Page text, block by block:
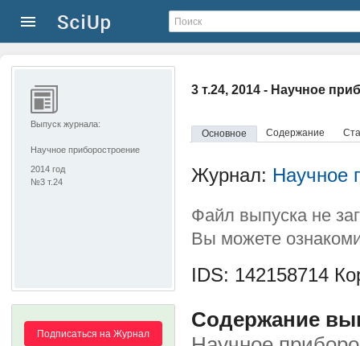
3 т.24, 2014 - Научное
Основное Содержание
Выпуск журнала:
Научное приборостроение
2014 год
№3 т.24
Подписаться на Журнал
Журнал: Научное
Файл выпуска не
Вы можете
IDS: 142158714
Содержание